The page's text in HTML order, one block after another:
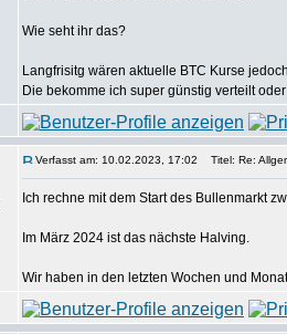
Wie seht ihr das?
Langfrisitg wären aktuelle BTC Kurse
Die bekomme ich super günstig verteilt
Verfasst am: 10.02.2023, 17:02 Titel: Re:
Ich rechne mit dem Start des Bullenmarkt
Im März 2024 ist das nächste Halving.
Wir haben in den letzten Wochen und